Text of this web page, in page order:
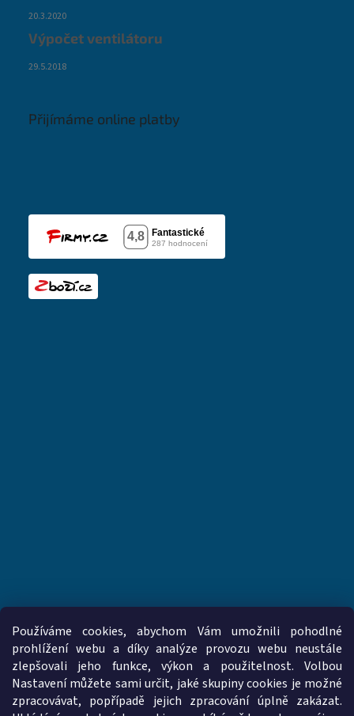
Používáme cookies, abychom Vám umožnili pohodlné
prohlížení webu a díky analýze provozu webu neustále
zlepšovali jeho funkce, výkon a použitelnost. Volbou
Nastavení můžete sami určit, jaké skupiny cookies je možné
zpracovávat, popřípadě jejich zpracování úplně zakázat.
20.3.2020
Výpočet ventilátoru
29.5.2018
Přijímáme online platby
www.vzduchotechnika-ventilatory.cz www.palmat.cz